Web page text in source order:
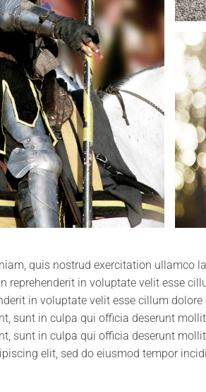
quis nostrud exercitation ullamco
reprehenderit in voluptate velit esse
in voluptate velit esse cillum
sunt in culpa qui officia deserunt
sunt in culpa qui officia deserunt
elit, sed do eiusmod tempor